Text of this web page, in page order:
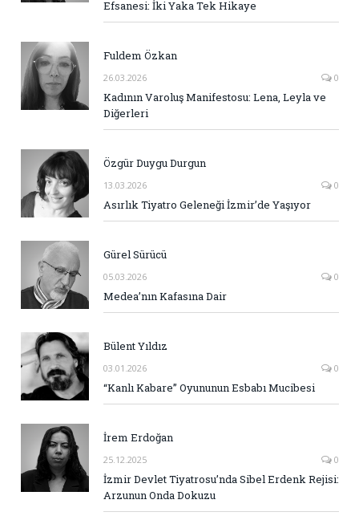
Efsanesi: İki Yaka Tek Hikaye
Fuldem Özkan
26.03.2026 0
Kadının Varoluş Manifestosu: Lena, Leyla ve
Diğerleri
Özgür Duygu Durgun
13.03.2026 0
Asırlık Tiyatro Geleneği İzmir’de Yaşıyor
Gürel Sürücü
05.03.2026 0
Medea’nın Kafasına Dair
Bülent Yıldız
03.01.2026 0
“Kanlı Kabare” Oyununun Esbabı Mucibesi
İrem Erdoğan
25.12.2025 0
İzmir Devlet Tiyatrosu’nda Sibel Erdenk Rejisi:
Arzunun Onda Dokuzu